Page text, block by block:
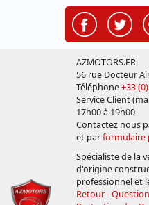
AZMOTORS.FR
56 rue Docteur
Téléphone+33
Service Client
17h00 à 19h00
Contactez nous
et parformulaire
Spécialiste de la
d'origine
professionnel et
Retour -